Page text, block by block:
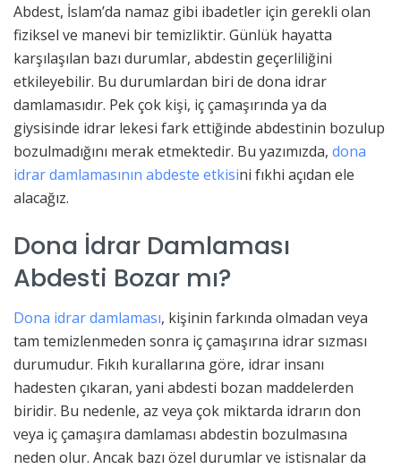
Abdest, İslam’da namaz gibi ibadetler için gerekli olan
fiziksel ve manevi bir temizliktir. Günlük hayatta
karşılaşılan bazı durumlar, abdestin geçerliliğini
etkileyebilir. Bu durumlardan biri de dona idrar
damlamasıdır. Pek çok kişi, iç çamaşırında ya da
giysisinde idrar lekesi fark ettiğinde abdestinin bozulup
bozulmadığını merak etmektedir. Bu yazımızda, dona
idrar damlamasının abdeste etkisini fıkhi açıdan ele
alacağız.
Dona İdrar Damlaması
Abdesti Bozar mı?
Dona idrar damlaması, kişinin farkında olmadan veya
tam temizlenmeden sonra iç çamaşırına idrar sızması
durumudur. Fıkıh kurallarına göre, idrar insanı
hadesten çıkaran, yani abdesti bozan maddelerden
biridir. Bu nedenle, az veya çok miktarda idrarın don
veya iç çamaşıra damlaması abdestin bozulmasına
neden olur. Ancak bazı özel durumlar ve istisnalar da